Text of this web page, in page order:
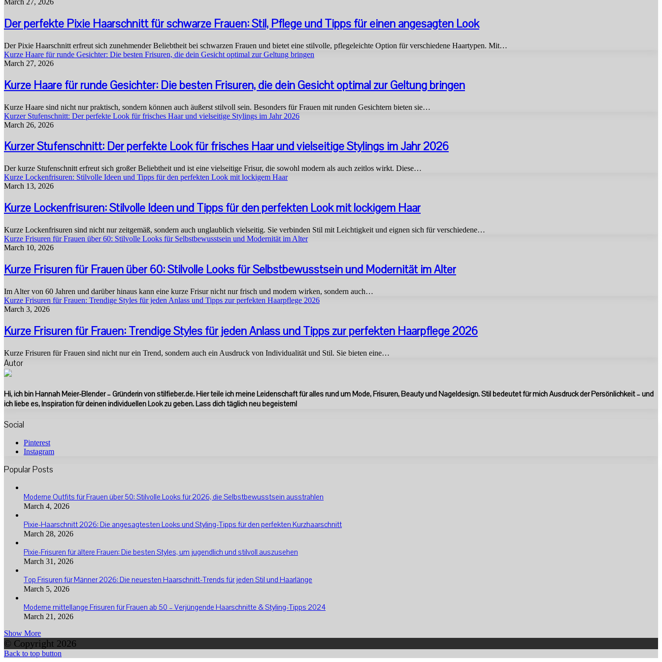
Der perfekte Pixie Haarschnitt für schwarze Frauen: Stil, Pflege und Tipps für einen angesagten Look
Der Pixie Haarschnitt erfreut sich zunehmender Beliebtheit bei schwarzen Frauen und bietet eine stilvolle, pflegeleichte Option für verschiedene Haartypen. Mit…
Kurze Haare für runde Gesichter: Die besten Frisuren, die dein Gesicht optimal zur Geltung bringen
March 27, 2026
Kurze Haare für runde Gesichter: Die besten Frisuren, die dein Gesicht optimal zur Geltung bringen
Kurze Haare sind nicht nur praktisch, sondern können auch äußerst stilvoll sein. Besonders für Frauen mit runden Gesichtern bieten sie…
Kurzer Stufenschnitt: Der perfekte Look für frisches Haar und vielseitige Stylings im Jahr 2026
March 26, 2026
Kurzer Stufenschnitt: Der perfekte Look für frisches Haar und vielseitige Stylings im Jahr 2026
Der kurze Stufenschnitt erfreut sich großer Beliebtheit und ist eine vielseitige Frisur, die sowohl modern als auch zeitlos wirkt. Diese…
Kurze Lockenfrisuren: Stilvolle Ideen und Tipps für den perfekten Look mit lockigem Haar
March 13, 2026
Kurze Lockenfrisuren: Stilvolle Ideen und Tipps für den perfekten Look mit lockigem Haar
Kurze Lockenfrisuren sind nicht nur zeitgemäß, sondern auch unglaublich vielseitig. Sie verbinden Stil mit Leichtigkeit und eignen sich für verschiedene…
Kurze Frisuren für Frauen über 60: Stilvolle Looks für Selbstbewusstsein und Modernität im Alter
March 10, 2026
Kurze Frisuren für Frauen über 60: Stilvolle Looks für Selbstbewusstsein und Modernität im Alter
Im Alter von 60 Jahren und darüber hinaus kann eine kurze Frisur nicht nur frisch und modern wirken, sondern auch…
Kurze Frisuren für Frauen: Trendige Styles für jeden Anlass und Tipps zur perfekten Haarpflege 2026
March 3, 2026
Kurze Frisuren für Frauen: Trendige Styles für jeden Anlass und Tipps zur perfekten Haarpflege 2026
Kurze Frisuren für Frauen sind nicht nur ein Trend, sondern auch ein Ausdruck von Individualität und Stil. Sie bieten eine…
Autor
Hi, ich bin Hannah Meier-Blender – Gründerin von stilfieber.de. Hier teile ich meine Leidenschaft für alles rund um Mode, Frisuren, Beauty und Nageldesign. Stil bedeutet für mich Ausdruck der Persönlichkeit – und
ich liebe es, Inspiration für deinen individuellen Look zu geben. Lass dich täglich neu begeistern!
Social
Pinterest
Instagram
Popular Posts
Moderne Outfits für Frauen über 50: Stilvolle Looks für 2026, die Selbstbewusstsein ausstrahlen
March 4, 2026
Pixie-Haarschnitt 2026: Die angesagtesten Looks und Styling-Tipps für den perfekten Kurzhaarschnitt
March 28, 2026
Pixie-Frisuren für ältere Frauen: Die besten Styles, um jugendlich und stilvoll auszusehen
March 31, 2026
Top Frisuren für Männer 2026: Die neuesten Haarschnitt-Trends für jeden Stil und Haarlänge
March 5, 2026
Moderne mittellange Frisuren für Frauen ab 50 – Verjüngende Haarschnitte & Styling-Tipps 2024
March 21, 2026
Show More
© Copyright 2026
Back to top button